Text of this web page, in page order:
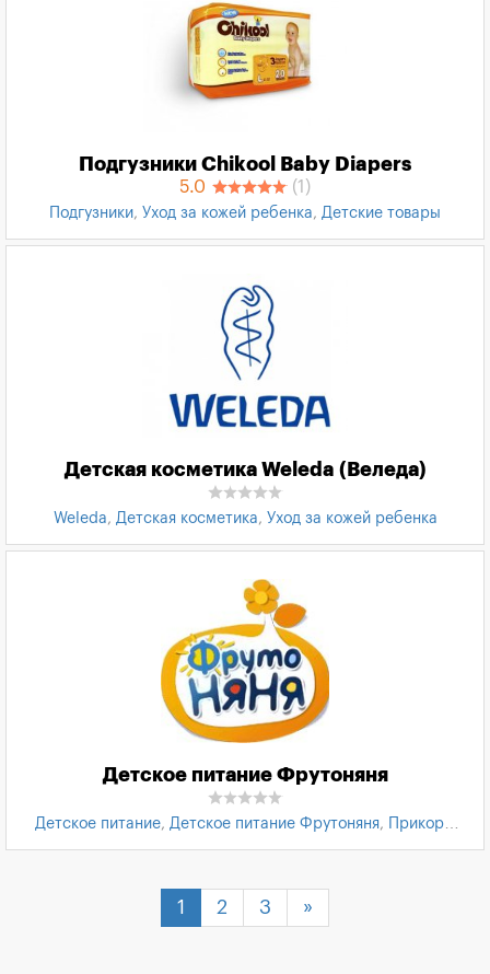
Подгузники Chikool Baby Diapers
5.0 (1)
Подгузники, Уход за кожей ребенка, Детские товары
Детская косметика Weleda (Веледа)
Weleda, Детская косметика, Уход за кожей ребенка
Детское питание Фрутоняня
Детское питание, Детское питание Фрутоняня,
Прикорм
1 2 3 »